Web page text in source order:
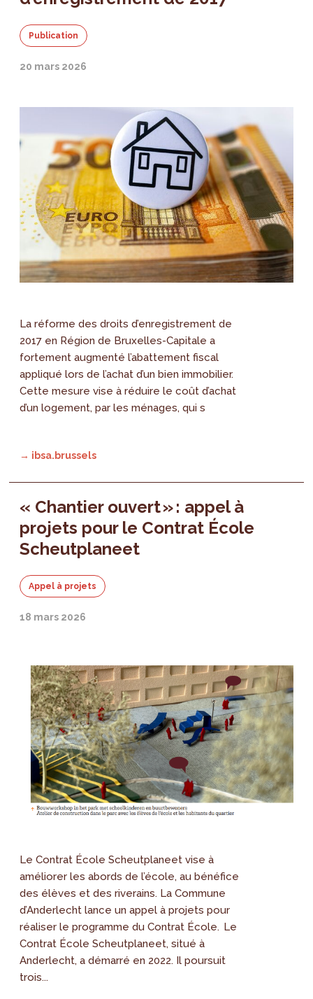
Publication
20 mars 2026
La réforme des droits d’enregistrement de
2017 en Région de Bruxelles-Capitale a
fortement augmenté l’abattement fiscal
appliqué lors de l’achat d’un bien immobilier.
Cette mesure vise à réduire le coût d’achat
d’un logement, par les ménages, qui s
→ ibsa.brussels
« Chantier ouvert » : appel à
projets pour le Contrat École
Scheutplaneet
Appel à projets
18 mars 2026
Le Contrat École Scheutplaneet vise à
améliorer les abords de l’école, au bénéfice
des élèves et des riverains. La Commune
d’Anderlecht lance un appel à projets pour
réaliser le programme du Contrat École. Le
Contrat École Scheutplaneet, situé à
Anderlecht, a démarré en 2022. Il poursuit
trois...